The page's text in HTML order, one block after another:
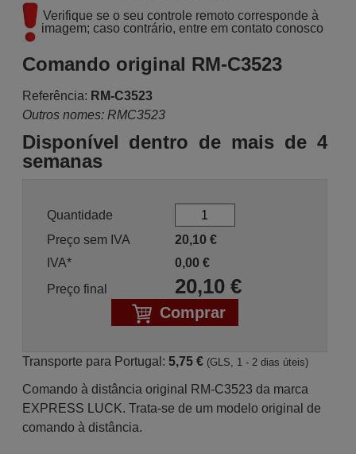
Verifique se o seu controle remoto corresponde à
imagem; caso contrário, entre em contato conosco
Comando original RM-C3523
Referência: RM-C3523
Outros nomes: RMC3523
Disponível dentro de mais de 4
semanas
Quantidade
Preço sem IVA
20,10 €
IVA*
0,00 €
Preço final
20,10€
Comprar
Transporte para Portugal: 5,75 € (GLS, 1 - 2 dias úteis)
Comando à distância original RM-C3523 da marca
EXPRESS LUCK. Trata-se de um modelo original de
comando à distância.